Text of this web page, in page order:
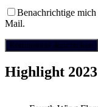
Benachrichtige
Mail.
Highlight 2023